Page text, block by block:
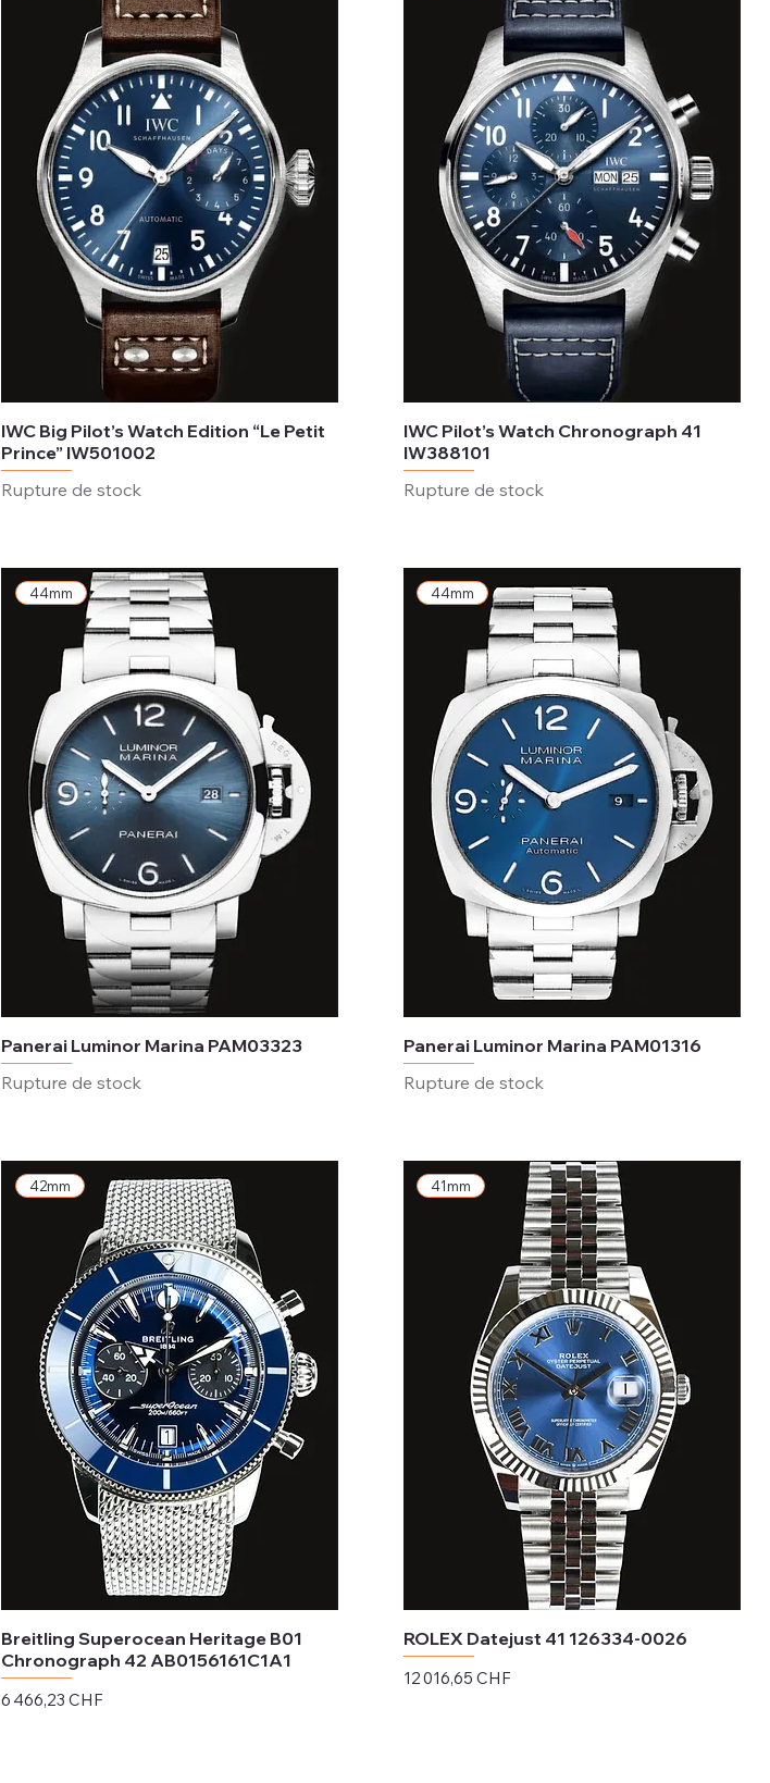
IWC Big Pilot’s Watch Edition “Le Petit
Prince” IW501002
Rupture de stock
IWC Pilot’s Watch Chronograph 41
IW388101
Rupture de stock
44mm
Panerai Luminor Marina PAM03323
Rupture de stock
44mm
Panerai Luminor Marina PAM01316
Rupture de stock
42mm
Breitling Superocean Heritage B01
Chronograph 42 AB0156161C1A1
Prix
6 466,23 CHF
41mm
ROLEX Datejust 41 126334-0026
Prix
12 016,65 CHF